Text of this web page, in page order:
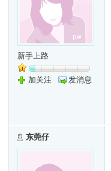
新手上路
加关注 发消息
东莞仔